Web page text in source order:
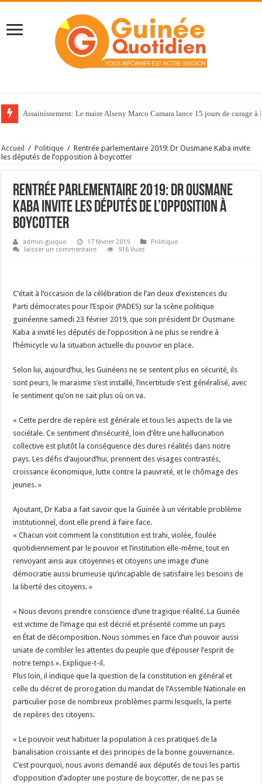
Assainissement: Le maire Alseny Marco Camara lance 15 jours de curage à
Accueil / Politique / Rentrée parlementaire 2019: Dr Ousmane Kaba invite
les députés de l’opposition à boycotter
Rentrée parlementaire 2019: Dr Ousmane
Kaba invite les députés de l’opposition à
boycotter
admin-guiquo 17 février 2019
Politique
laisser un commentaire
916 Vues
C’était à l’occasion de la célébration de l’an deux d’existences du
Parti démocrates pour l’Espoir (PADES) sur la scène politique
guinéenne samedi 23 février 2019, que son président Dr Ousmane
Kaba a invité les députés de l’opposition à ne plus se rendre à
l’hémicycle vu la situation actuelle du pouvoir en place.
Selon lui, aujourd’hui, les Guinéens ne se sentent plus en sécurité, ils
sont peurs, le marasme s’est installé, l’incertitude s’est généralisé, avec
le sentiment qu’on ne sait plus où on va.
« Cette perdre de repère est générale et tous les aspects de la vie
sociétale. Ce sentiment d’insécurité, loin d’être une hallucination
collective est plutôt la conséquence des dures réalités dans notre
pays. Les défis d’aujourd’hui, prennent des visages contrastés,
croissance économique, lutte contre la pauvreté, et le chômage des
jeunes. »
Ajoutant, Dr Kaba a fait savoir que la Guinée à un véritable problème
institutionnel, dont elle prend à faire face.
« Chacun voit comment la constitution est trahi, violée, foulée
quotidiennement par le pouvoir et l’institution elle-même, tout en
renvoyant ainsi aux citoyennes et citoyens une image d’une
démocratie aussi brumeuse qu’incapable de satisfaire les besoins de
la liberté des citoyens. »
« Nous devons prendre conscience d’une tragique réalité. La Guinée
est victime de l’image qui est décrié et présenté comme un pays
en État de décomposition. Nous sommes en face d’un pouvoir aussi
uniate de combler les attentes du peuple que d’épouser l’esprit de
notre temps ». Explique-t-il.
Plus loin, il indique que la question de la constitution en général et
celle du décret de prorogation du mandat de l’Assemble Nationale en
particulier pose de nombreux problèmes parmi lesquels, la perte
de repères des citoyens.
« Le pouvoir veut habituer la population à ces pratiques de la
banalisation croissante et des principes de la bonne gouvernance.
C’est pourquoi, nous avons demandé aux députés de tous les partis
d’opposition d’adopter une posture de boycotter, de ne pas se